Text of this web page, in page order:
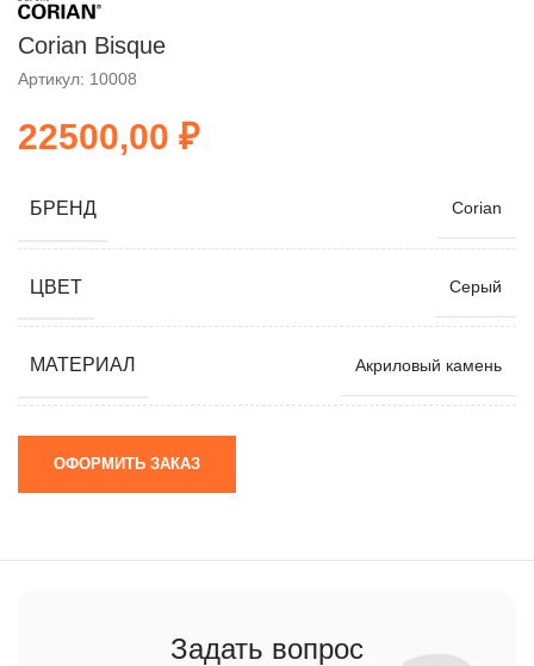
Corian Bisque
Артикул: 10008
₽
БРЕНД Corian
ЦВЕТ Серый
МАТЕРИАЛ Акриловый камень
ОФОРМИТЬ ЗАКАЗ
Задать вопрос